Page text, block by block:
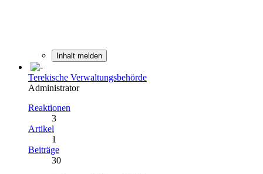
Inhalt melden
Terekische Verwaltungsbehörde
Administrator
Reaktionen
3
Artikel
1
Beiträge
30